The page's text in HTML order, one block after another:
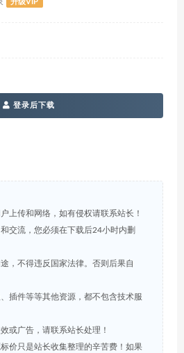
升级VIP
登录后下载
上传和网络，如有侵权请联系站长！
交流，您必须在下载后24小时内删
，不得违反国家法律。否则后果自
插件等等其他资源，都不包含技术服
或广告，请联系站长处理！
价只是站长收集整理的辛苦费！如果